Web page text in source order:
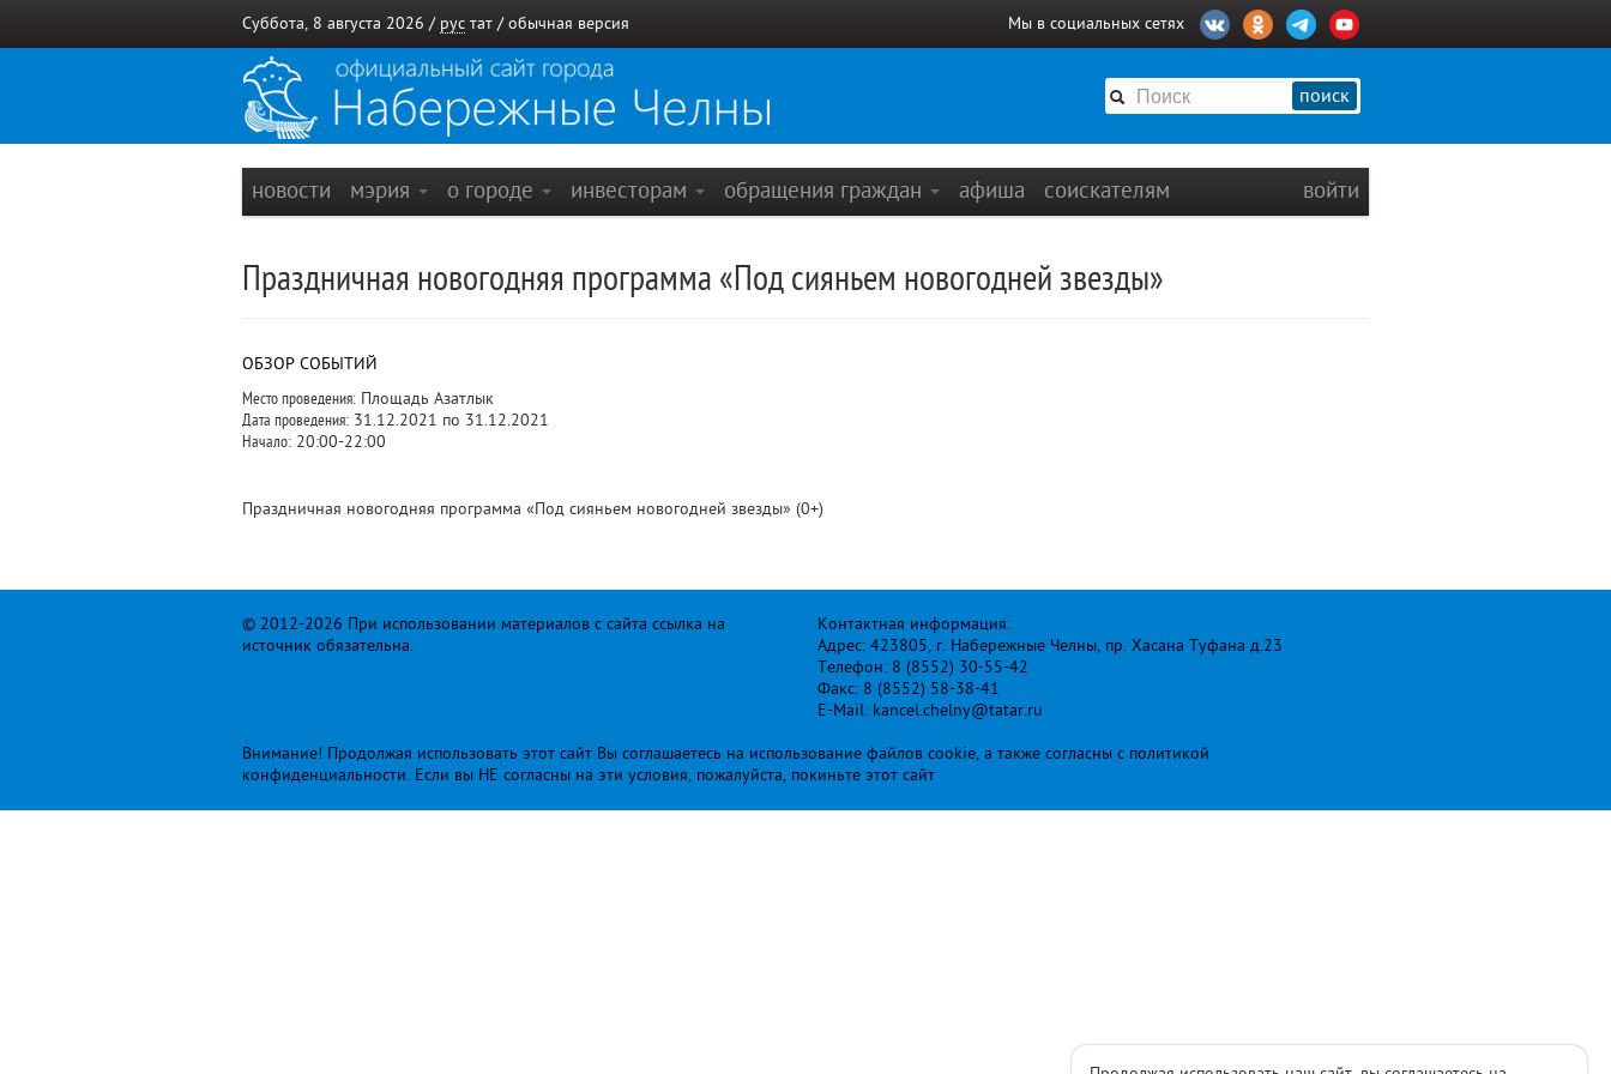
Суббота, 8 августа 2026 / рус тат / обычная версия Мы в социальных сетях
поиск
новости мэрия о городе инвесторам обращения граждан афиша соискателям войти
Праздничная новогодняя программа «Под сияньем новогодней звезды»
ОБЗОР СОБЫТИЙ
Место проведения: Площадь Азатлык
Дата проведения: 31.12.2021 по 31.12.2021
Начало: 20:00-22:00
Праздничная новогодняя программа «Под сияньем новогодней звезды» (0+)
© 2012-2026 При использовании материалов с сайта ссылка на
источник обязательна.
Контактная информация:
Адрес: 423805, г. Набережные Челны, пр. Хасана Туфана д.23
Телефон: 8 (8552) 30-55-42
Факс: 8 (8552) 58-38-41
E-Mail: kancel.chelny@tatar.ru
Внимание! Продолжая использовать этот сайт Вы соглашаетесь на использование файлов cookie, а также согласны с политикой
конфиденциальности. Если вы НЕ согласны на эти условия, пожалуйста, покиньте этот сайт